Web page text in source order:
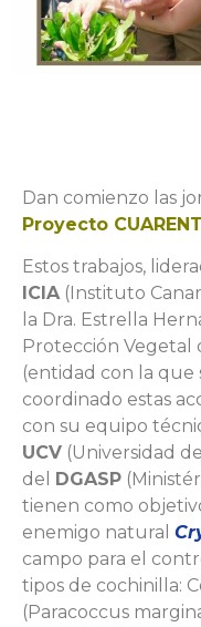
Dan comienzo las
Proyecto
Estos trabajos,
ICIA(Instituto
la Dra. Estrella
Protección Vegetal
(entidad con la que
coordinado estas
con su equipo
UCV (Universidad
del DGASP
tienen como
enemigo natural
campo para el
tipos de cochinilla:
(Paracoccus